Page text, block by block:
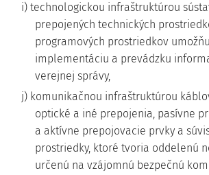
i) technologickou infraštruktúrou
prepojených technických
programových prostriedkov
implementáciu a prevádzku
verejnej správy,
j) komunikačnou infraštruktúrou
optické a iné prepojenia, pasívne
a aktívne prepojovacie prvky a
prostriedky, ktoré tvoria oddelenú
určenú na vzájomnú bezpečnú